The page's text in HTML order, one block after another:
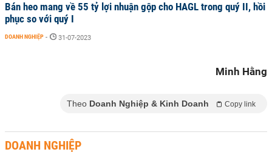
Bán heo mang về 55 tỷ lợi nhuận gộp cho HAGL trong quý II, hồi
phục so với quý I
DOANH NGHIỆP - 31-07-2023
Minh Hằng
Theo Doanh Nghiệp & Kinh Doanh Copy link
DOANH NGHIỆP